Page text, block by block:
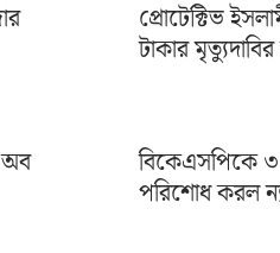
প্রোটেক্টিভ
টাকার
অব
বিকেএসপিকে ৩
পরিশোধ করল